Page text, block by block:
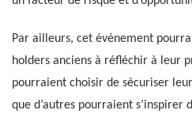
Par ailleurs, cet événement
holders anciens à réfléchir à leur
pourraient choisir de sécuriser
que d’autres pourraient s’inspirer